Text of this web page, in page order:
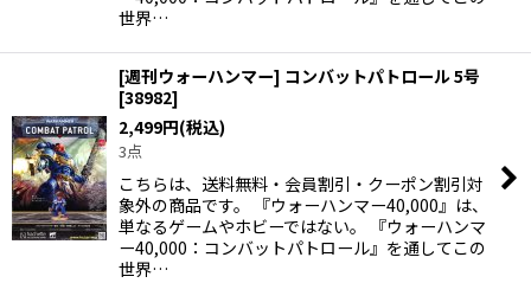
世界…
[週刊ウォーハンマー] コンバットパトロール 5号
[38982]
2,499円(税込)
3点
こちらは、送料無料・会員割引・クーポン割引対
象外の商品です。 『ウォーハンマー40,000』は、
単なるゲームやホビーではない。 『ウォーハンマ
ー40,000：コンバットパトロール』を通してこの
世界…